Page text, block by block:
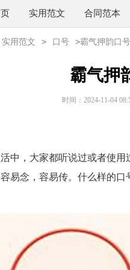
实用范文 合同范本
实用范文 > 口号 >霸气押韵口号
霸气押
时间：2024-11-04
，大家都听说过或者使用
易念，容易传。什么样的